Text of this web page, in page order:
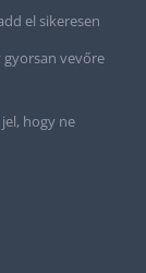
el sikeresen
gyorsan vevőre
hogy ne